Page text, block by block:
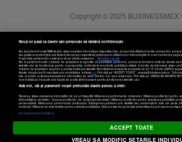
Copyright © 2025 BUSINESSMEX
Setări cookies
Nouă ne pasă ca datele tale personale să rămână confidențiale
Noi și partenerii noștri589stocăm și/sau accesăm informații pe dispozitivul dvs., precum identificatorii cookie unici pentru
sau gestiona preferințele dvs. făcând clic mai jos, respectiv vă puteți opune utilizării unui interes legitim în orice moment pe
fi raportate partenerilor noștri și nu vă vor afecta navigarea.
Mai multe detalii
Noi si partenerii nostri (retelele de socializare si agentiile de publicitate partenere, precum si furnizorii nostri de servicii
website-ului sa functioneze, pentru a personaliza continutul si anunturile publicitare afisate in functie de interesele si/sau
retelelor de socializare si pentru a analiza traficul pe website. Beneficiati de drepturile prevazute de art. 15-22 din GDPR in
Aceste drepturi pot fi exercitate prin modalitatea indicataaici. Prin click pe “ACCEPT TOATE”, acceptati folosirea tuturor
dvs. cu privire la stocarea/accesarea informatiilor de catre Vendor-ii cu care colaboram. Prin click pe “VREAU SA MODIFIC
mod individual, mai putin cele legate de cookie strict necesare pentru functionarea website-ului.
Atât noi, cât și partenerii noștri prelucrăm datele pentru a oferi:
Stocarea și/sau accesarea informațiilor de pe un dispozitiv. Măsurarea performanței reclamelor. Utilizarea profilurilor pentru
îmbunătățirea serviciilor. Crearea profilurilor de conținut personalizat. Utilizarea profilurilor pentru selectarea publicității
personalizată. Măsurarea performanței conținutului. Înțelegerea publicului prin statistici sau combinații de date din surse
conținutul. Utilizarea de date limitate pentru a selecta publicitatea. Date precise de geolocație și identificarea prin scanarea
Listă parteneri (furnizori)
ACCEPT TOATE
VREAU SA MODIFIC SETARILE